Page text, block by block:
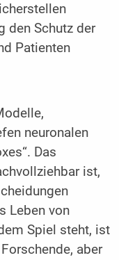
den Schutz der
Patienten
neuronalen
Das
ist,
Leben von
Spiel steht, ist
aber